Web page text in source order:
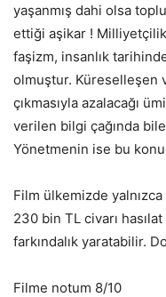
yaşanmış dahi olsa
ettiği aşikar ! Milliyetçilik
faşizm, insanlık
olmuştur. Küreselleşen
çıkmasıyla azalacağı
verilen bilgi çağında
Yönetmenin ise bu
Film ülkemizde
230 bin TL civarı
farkındalık yaratabilir.
Filme notum 8/10